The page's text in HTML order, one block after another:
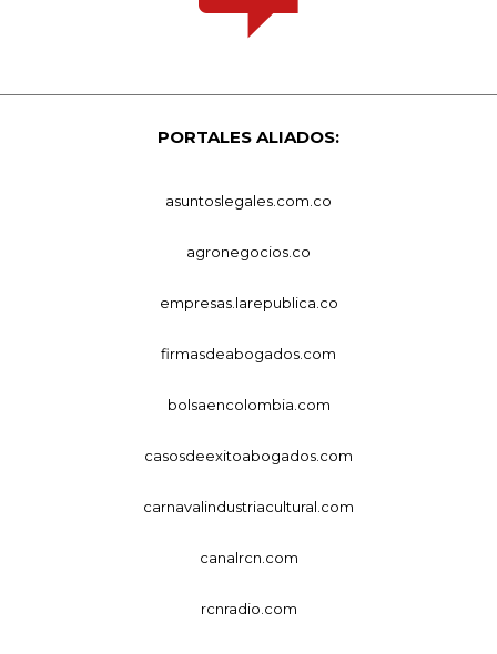
PORTALES ALIADOS:
asuntoslegales.com.co
agronegocios.co
empresas.larepublica.co
firmasdeabogados.com
bolsaencolombia.com
casosdeexitoabogados.com
carnavalindustriacultural.com
canalrcn.com
rcnradio.com